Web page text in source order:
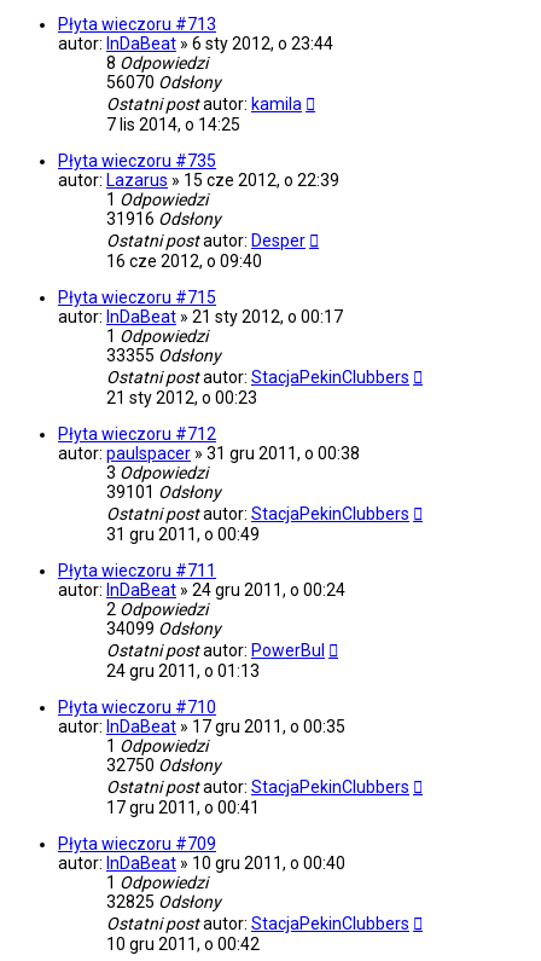
Płyta wieczoru #713
autor: InDaBeat » 6 sty 2012, o 23:44
8 Odpowiedzi
56070 Odsłony
Ostatni postautor: kamila
7 lis 2014, o 14:25
Płyta wieczoru #735
autor: Lazarus » 15 cze 2012, o 22:39
1 Odpowiedzi
31916 Odsłony
Ostatni postautor: Desper
16 cze 2012, o 09:40
Płyta wieczoru #715
autor: InDaBeat » 21 sty 2012, o 00:17
1 Odpowiedzi
33355 Odsłony
Ostatni postautor: StacjaPekinClubbers
21 sty 2012, o 00:23
Płyta wieczoru #712
autor: paulspacer » 31 gru 2011, o 00:38
3 Odpowiedzi
39101 Odsłony
Ostatni postautor: StacjaPekinClubbers
31 gru 2011, o 00:49
Płyta wieczoru #711
autor: InDaBeat » 24 gru 2011, o 00:24
2 Odpowiedzi
34099 Odsłony
Ostatni postautor: PowerBul
24 gru 2011, o 01:13
Płyta wieczoru #710
autor: InDaBeat » 17 gru 2011, o 00:35
1 Odpowiedzi
32750 Odsłony
Ostatni postautor: StacjaPekinClubbers
17 gru 2011, o 00:41
Płyta wieczoru #709
autor: InDaBeat » 10 gru 2011, o 00:40
1 Odpowiedzi
32825 Odsłony
Ostatni postautor: StacjaPekinClubbers
10 gru 2011, o 00:42